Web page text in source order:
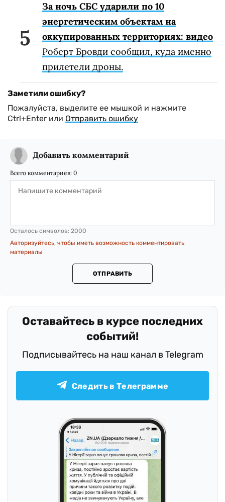
За ночь СБС ударили по 10
энергетическим объектам на
оккупированных территориях: видео
Роберт Бровди сообщил, куда именно
прилетели дроны.
Заметили ошибку?
Пожалуйста, выделите ее мышкой и нажмите
Ctrl+Enter или Отправить ошибку
Добавить комментарий
Всего комментариев: 0
Осталось символов: 2000
Авторизуйтесь, чтобы иметь возможность комментировать
материалы
ОТПРАВИТЬ
Оставайтесь в курсе последних
событий!
Подписывайтесь на наш канал в Telegram
Следить в Телеграмме